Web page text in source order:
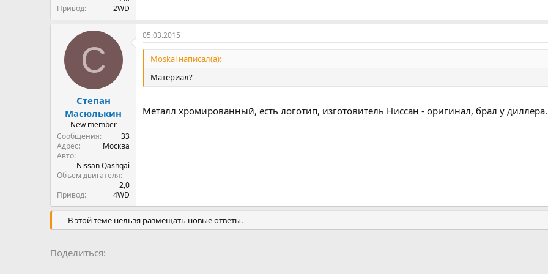
Привод
2WD
С
Степан
Масюлькин
New member
Сообщения
33
Адрес
Москва
Авто
Nissan Qashqai
Объем двигателя
2,0
Привод
4WD
05.03.2015
Moskal написал(а):
Материал?
Металл хромированный, есть логотип, изготовитель Ниссан - оригинал, брал у диллера.
В этой теме нельзя размещать новые ответы.
Поделиться: